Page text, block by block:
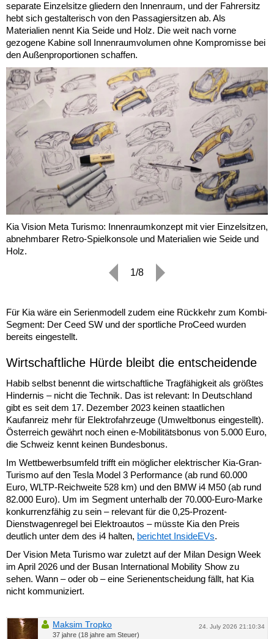
separate Einzelsitze gliedern den Innenraum, und der Fahrersitz
hebt sich gestalterisch von den Passagiersitzen ab. Als
Materialien nennt Kia Seide und Holz. Die weit nach vorne
gezogene Kabine soll Innenraumvolumen ohne Kompromisse bei
den Außenproportionen schaffen.
Kia Vision Meta Turismo: Innenraumkonzept mit vier Einzelsitzen,
abnehmbarer Retro-Spielkonsole und Materialien wie Seide und
Holz.
1/8
Für Kia wäre ein Serienmodell zudem eine Rückkehr zum Kombi-
Segment: Der Ceed SW und der sportliche ProCeed wurden
bereits eingestellt.
Wirtschaftliche Hürde bleibt die entscheidende
Habib selbst benennt die wirtschaftliche Tragfähigkeit als größtes
Hindernis – nicht die Technik. Das ist relevant: In Deutschland
gibt es seit dem 17. Dezember 2023 keinen staatlichen
Kaufanreiz mehr für Elektrofahrzeuge (Umweltbonus eingestellt).
Österreich gewährt noch einen e-Mobilitätsbonus von 5.000 Euro,
die Schweiz kennt keinen Bundesbonus.
Im Wettbewerbsumfeld trifft ein möglicher elektrischer Kia-Gran-
Turismo auf den Tesla Model 3 Performance (ab rund 60.000
Euro, WLTP-Reichweite 528 km) und den BMW i4 M50 (ab rund
82.000 Euro). Um im Segment unterhalb der 70.000-Euro-Marke
konkurrenzfähig zu sein – relevant für die 0,25-Prozent-
Dienstwagenregel bei Elektroautos – müsste Kia den Preis
deutlich unter dem des i4 halten, berichtet InsideEVs.
Der Vision Meta Turismo war zuletzt auf der Milan Design Week
im April 2026 und der Busan International Mobility Show zu
sehen. Wann – oder ob – eine Serienentscheidung fällt, hat Kia
nicht kommuniziert.
24. July 2026 21:10:34
Maksim Tropko
37 jahre (18 jahre am Steuer)